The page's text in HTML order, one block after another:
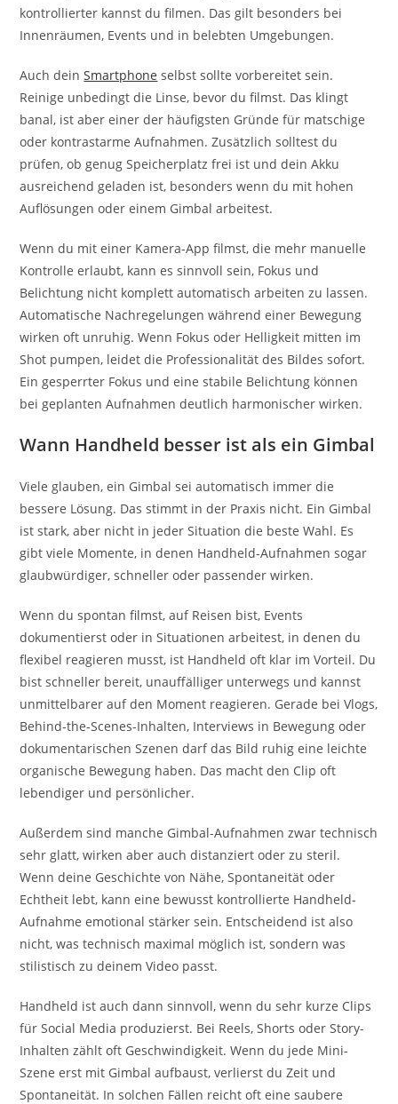
kontrollierter kannst du filmen. Das gilt besonders bei
Innenräumen, Events und in belebten Umgebungen.
Auch deinSmartphone selbst sollte vorbereitet sein.
Reinige unbedingt die Linse, bevor du filmst. Das klingt
banal, ist aber einer der häufigsten Gründe für matschige
oder kontrastarme Aufnahmen. Zusätzlich solltest du
prüfen, ob genug Speicherplatz frei ist und dein Akku
ausreichend geladen ist, besonders wenn du mit hohen
Auflösungen oder einem Gimbal arbeitest.
Wenn du mit einer Kamera-App filmst, die mehr manuelle
Kontrolle erlaubt, kann es sinnvoll sein, Fokus und
Belichtung nicht komplett automatisch arbeiten zu lassen.
Automatische Nachregelungen während einer Bewegung
wirken oft unruhig. Wenn Fokus oder Helligkeit mitten im
Shot pumpen, leidet die Professionalität des Bildes sofort.
Ein gesperrter Fokus und eine stabile Belichtung können
bei geplanten Aufnahmen deutlich harmonischer wirken.
Wann Handheld besser ist als ein Gimbal
Viele glauben, ein Gimbal sei automatisch immer die
bessere Lösung. Das stimmt in der Praxis nicht. Ein Gimbal
ist stark, aber nicht in jeder Situation die beste Wahl. Es
gibt viele Momente, in denen Handheld-Aufnahmen sogar
glaubwürdiger, schneller oder passender wirken.
Wenn du spontan filmst, auf Reisen bist, Events
dokumentierst oder in Situationen arbeitest, in denen du
flexibel reagieren musst, ist Handheld oft klar im Vorteil. Du
bist schneller bereit, unauffälliger unterwegs und kannst
unmittelbarer auf den Moment reagieren. Gerade bei Vlogs,
Behind-the-Scenes-Inhalten, Interviews in Bewegung oder
dokumentarischen Szenen darf das Bild ruhig eine leichte
organische Bewegung haben. Das macht den Clip oft
lebendiger und persönlicher.
Außerdem sind manche Gimbal-Aufnahmen zwar technisch
sehr glatt, wirken aber auch distanziert oder zu steril.
Wenn deine Geschichte von Nähe, Spontaneität oder
Echtheit lebt, kann eine bewusst kontrollierte Handheld-
Aufnahme emotional stärker sein. Entscheidend ist also
nicht, was technisch maximal möglich ist, sondern was
stilistisch zu deinem Video passt.
Handheld ist auch dann sinnvoll, wenn du sehr kurze Clips
für Social Media produzierst. Bei Reels, Shorts oder Story-
Inhalten zählt oft Geschwindigkeit. Wenn du jede Mini-
Szene erst mit Gimbal aufbaust, verlierst du Zeit und
Spontaneität. In solchen Fällen reicht oft eine saubere